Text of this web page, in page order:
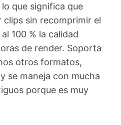
que significa que
sin recomprimir el
100 % la calidad
de render. Soporta
otros formatos,
se maneja con mucha
porque es muy